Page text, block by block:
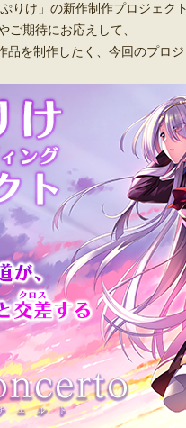
りけ」の新作制作プロジェク
ご期待にお応えして、
品を制作したく、今回のプロ